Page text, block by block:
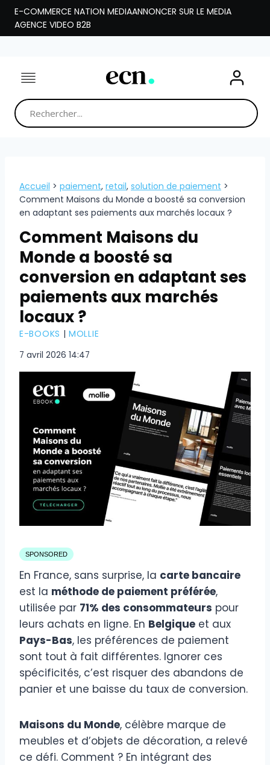
Aller
contenu
E-COMMERCE NATION MEDIAANNONCER SUR LE MEDIA
AGENCE VIDEO B2B
Accueil > paiement, retail, solution de paiement >
Comment Maisons du Monde a boosté sa conversion
en adaptant ses paiements aux marchés locaux ?
Comment Maisons du
Monde a boosté sa
conversion en adaptant ses
paiements aux marchés
locaux ?
E-BOOKS |MOLLIE
7 avril 2026 14:47
SPONSORED
En France, sans surprise, la carte bancaire
est la méthode de paiement préférée,
utilisée par 71% des consommateurs pour
leurs achats en ligne. En Belgique et aux
Pays-Bas, les préférences de paiement
sont tout à fait différentes. Ignorer ces
spécificités, c’est risquer des abandons de
panier et une baisse du taux de conversion.
Maisons du Monde, célèbre marque de
meubles et d’objets de décoration, a relevé
ce défi. Comment ? En intégrant des